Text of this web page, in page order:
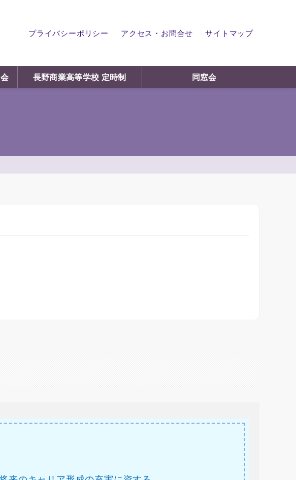
プライバシーポリシー アクセス・お問合せ サイトマップ
長野商業高等学校 定時制 同窓会